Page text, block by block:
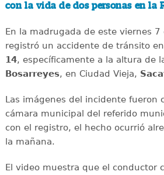
con la vida de dos personas en la
En la madrugada de este viernes
registró un accidente de tránsito
14, específicamente a la altura de
Bosarreyes, en Ciudad Vieja,
Las imágenes del incidente fueron
cámara municipal del referido
con el registro, el hecho ocurrió
la mañana.
El video muestra que el conductor